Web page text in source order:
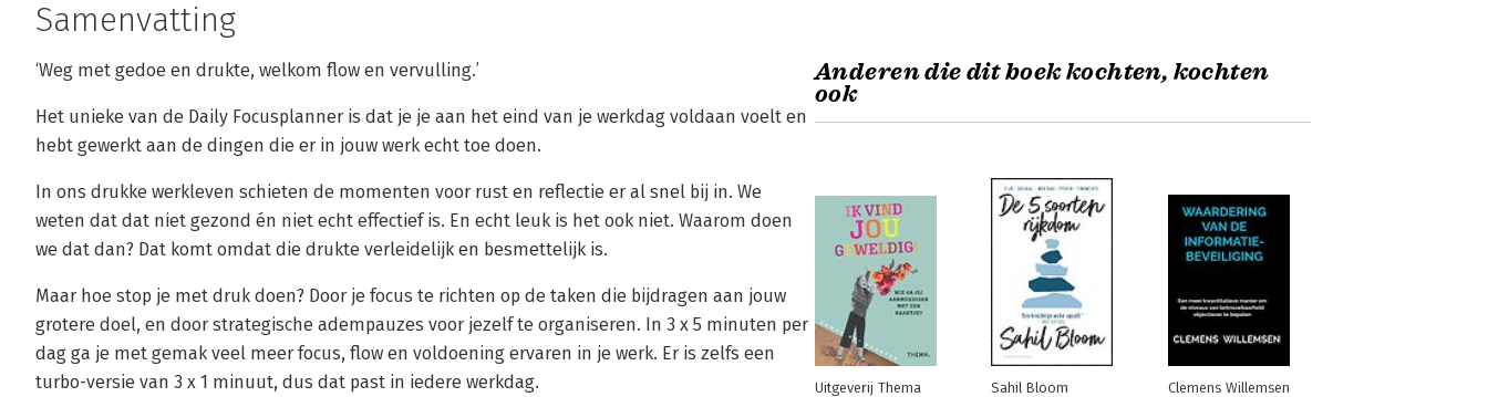
Samenvatting
‘Weg met gedoe en drukte, welkom flow en vervulling.’
Het unieke van de Daily Focusplanner is dat je je aan het eind van je werkdag voldaan voelt en
hebt gewerkt aan de dingen die er in jouw werk echt toe doen.
In ons drukke werkleven schieten de momenten voor rust en reflectie er al snel bij in. We
weten dat dat niet gezond én niet echt effectief is. En echt leuk is het ook niet. Waarom doen
we dat dan? Dat komt omdat die drukte verleidelijk en besmettelijk is.
Maar hoe stop je met druk doen? Door je focus te richten op de taken die bijdragen aan jouw
grotere doel, en door strategische adempauzes voor jezelf te organiseren. In 3 x 5 minuten per
dag ga je met gemak veel meer focus, flow en voldoening ervaren in je werk. Er is zelfs een
turbo-versie van 3 x 1 minuut, dus dat past in iedere werkdag.
Anderen die dit boek kochten, kochten
ook
Uitgeverij Thema Sahil Bloom Clemens Willemsen